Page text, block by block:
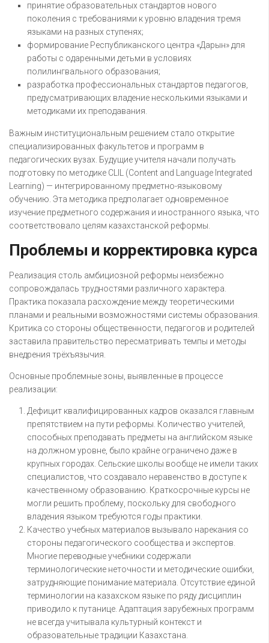
принятие образовательных стандартов нового
поколения с требованиями к уровню владения тремя
языками на разных ступенях;
формирование Республиканского центра «Дарын» для
работы с одаренными детьми в условиях
полилингвального образования;
разработка профессиональных стандартов педагогов,
предусматривающих владение несколькими языками и
методиками их преподавания.
Важным институциональным решением стало открытие
специализированных факультетов и программ в
педагогических вузах. Будущие учителя начали получать
подготовку по методике CLIL (Content and Language Integrated
Learning) — интегрированному предметно-языковому
обучению. Эта методика предполагает одновременное
изучение предметного содержания и иностранного языка, что
соответствовало целям казахстанской реформы.
Проблемы и корректировка курса
Реализация столь амбициозной реформы неизбежно
сопровождалась трудностями различного характера.
Практика показала расхождение между теоретическими
планами и реальными возможностями системы образования.
Критика со стороны общественности, педагогов и родителей
заставила правительство пересматривать темпы и методы
внедрения трёхъязычия.
Основные проблемные зоны, выявленные в процессе
реализации:
Дефицит квалифицированных кадров оказался главным
препятствием на пути реформы. Количество учителей,
способных преподавать предметы на английском языке
на должном уровне, было крайне ограничено даже в
крупных городах. Сельские школы вообще не имели таких
специалистов, что создавало неравенство в доступе к
качественному образованию. Краткосрочные курсы не
могли решить проблему, поскольку для свободного
владения языком требуются годы практики.
Качество учебных материалов вызывало нарекания со
стороны педагогического сообщества и экспертов.
Многие переводные учебники содержали
терминологические неточности и методические ошибки,
затрудняющие понимание материала. Отсутствие единой
терминологии на казахском языке по ряду дисциплин
приводило к путанице. Адаптация зарубежных программ
не всегда учитывала культурный контекст и
образовательные традиции Казахстана.